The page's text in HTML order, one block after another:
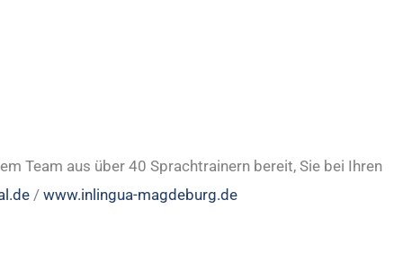
Team aus über 40 Sprachtrainern bereit, Sie bei Ihren
/ www.inlingua-magdeburg.de